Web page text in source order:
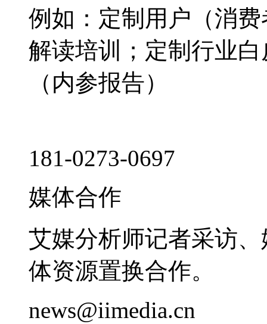
例如：定制用户（消
解读培训；定制行业
（内参报告）
181-0273-0697
媒体合作
艾媒分析师记者采访
体资源置换合作。
news@iimedia.cn